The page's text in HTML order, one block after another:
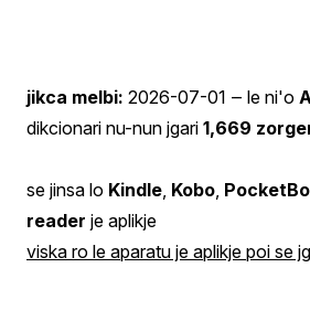
jikca melbi: 2026-07-01 ‒ le ni'o
dikcionari nu-nun jgari 1,669
se jinsa lo Kindle Kobo
reader je aplikje
viska ro le aparatu je aplikje poi se